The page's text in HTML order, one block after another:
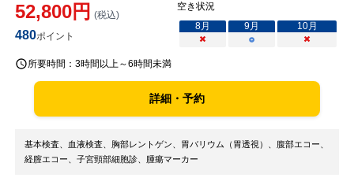
52,800円 (税込)
480ポイント
空き状況
8月 9月 10月
×
○ ×
所要時間： 3時間以上～6時間未満
詳細・予約
基本検査、血液検査、胸部レントゲン、胃バリウム（胃透視）、腹部エコー、
経膣エコー、子宮頸部細胞診、腫瘍マーカー